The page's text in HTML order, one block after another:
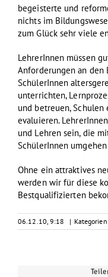
begeisterte und
nichts im
zum Glück sehr viele
LehrerInnen müssen
Anforderungen an den
SchülerInnen
unterrichten,
und betreuen,
evaluieren.
und Lehren sein, die
SchülerInnen
Ohne ein attraktives
werden wir für diese
Bestqualifizierten
06.12.10, 9:18 |